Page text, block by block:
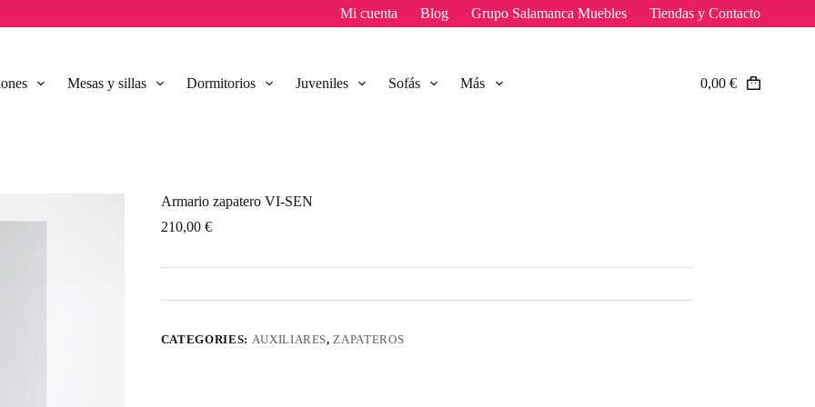
Mi cuenta Blog Grupo Salamanca Muebles Tiendas y Contacto
Mesas y sillas Dormitorios Juveniles Sofás Más
Carro
0,00 €
Armario zapatero VI-SEN
210,00 €
CATEGORIES: AUXILIARES,ZAPATEROS